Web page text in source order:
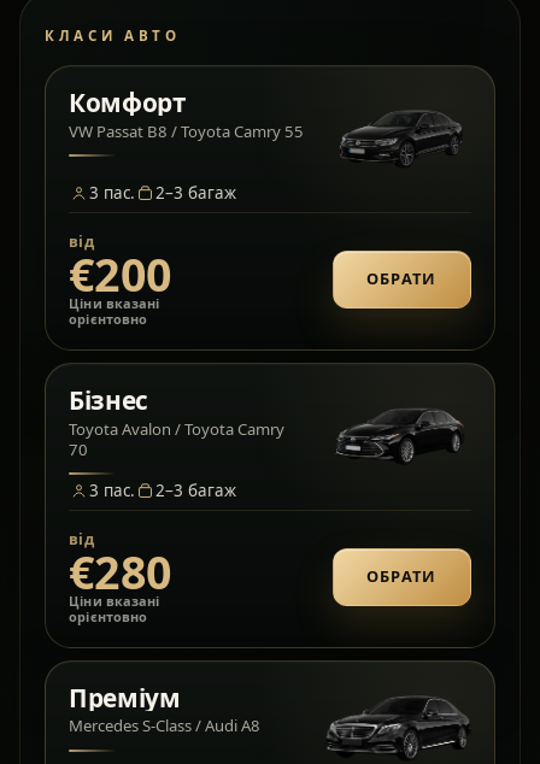
КЛАСИ АВТО
Комфорт
VW Passat B8 / Toyota Camry 55
3 пас. 2–3 багаж
від
€200
Ціни вказані
орієнтовно
ОБРАТИ
Бізнес
Toyota Avalon / Toyota Camry
70
3 пас. 2–3 багаж
від
€280
Ціни вказані
орієнтовно
ОБРАТИ
Преміум
Mercedes S-Class / Audi A8